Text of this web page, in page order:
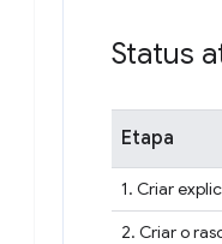
Status
Etapa
1. Criar
2. Criar o